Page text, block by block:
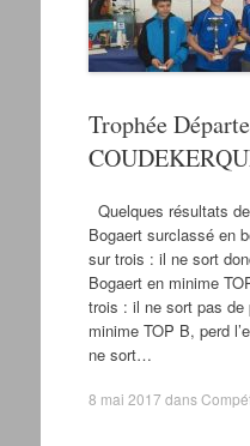
Trophée
Quelques résultats
Bogaert surclassé en
sur trois : il ne sort
Bogaert en minime
trois : il ne sort pas de
minime TOP B, perd
ne sort…
8 mai 2017 dans